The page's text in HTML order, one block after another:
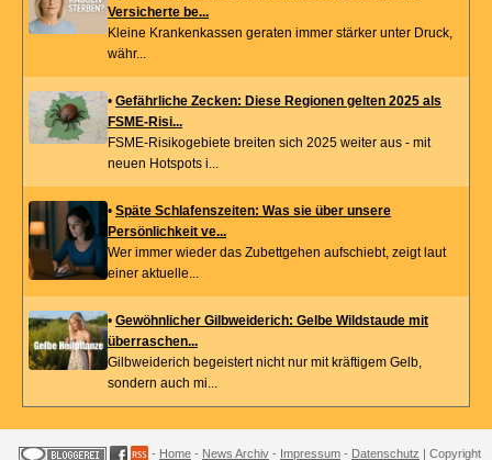
Versicherte be...
Kleine Krankenkassen geraten immer stärker unter Druck,
währ...
• Gefährliche Zecken: Diese Regionen gelten 2025 als
FSME-Risi...
FSME-Risikogebiete breiten sich 2025 weiter aus - mit
neuen Hotspots i...
• Späte Schlafenszeiten: Was sie über unsere
Persönlichkeit ve...
Wer immer wieder das Zubettgehen aufschiebt, zeigt laut
einer aktuelle...
• Gewöhnlicher Gilbweiderich: Gelbe Wildstaude mit
überraschen...
Gilbweiderich begeistert nicht nur mit kräftigem Gelb,
sondern auch mi...
- Home - News Archiv - Impressum - Datenschutz | Copyright